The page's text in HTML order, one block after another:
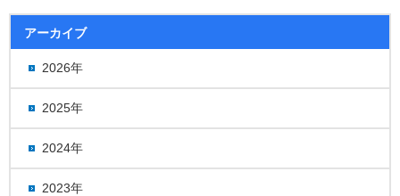
アーカイブ
2026年
2025年
2024年
2023年